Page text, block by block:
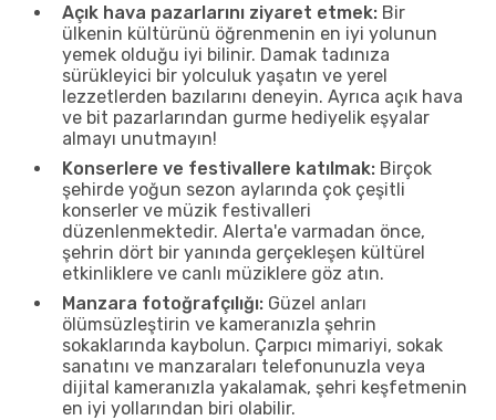
Açık hava pazarlarını ziyaret etmek: Bir
ülkenin kültürünü öğrenmenin en iyi yolunun
yemek olduğu iyi bilinir. Damak tadınıza
sürükleyici bir yolculuk yaşatın ve yerel
lezzetlerden bazılarını deneyin. Ayrıca açık hava
ve bit pazarlarından gurme hediyelik eşyalar
almayı unutmayın!
Konserlere ve festivallere katılmak: Birçok
şehirde yoğun sezon aylarında çok çeşitli
konserler ve müzik festivalleri
düzenlenmektedir. Alerta'e varmadan önce,
şehrin dört bir yanında gerçekleşen kültürel
etkinliklere ve canlı müziklere göz atın.
Manzara fotoğrafçılığı: Güzel anları
ölümsüzleştirin ve kameranızla şehrin
sokaklarında kaybolun. Çarpıcı mimariyi, sokak
sanatını ve manzaraları telefonunuzla veya
dijital kameranızla yakalamak, şehri keşfetmenin
en iyi yollarından biri olabilir.